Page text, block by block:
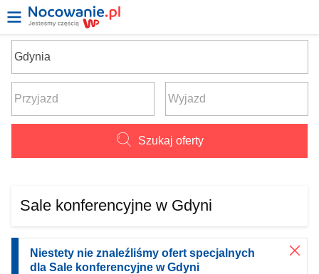
Szukaj oferty
Sale konferencyjne w Gdyni
Niestety nie znaleźliśmy ofert specjalnych
dla Sale konferencyjne w Gdyni